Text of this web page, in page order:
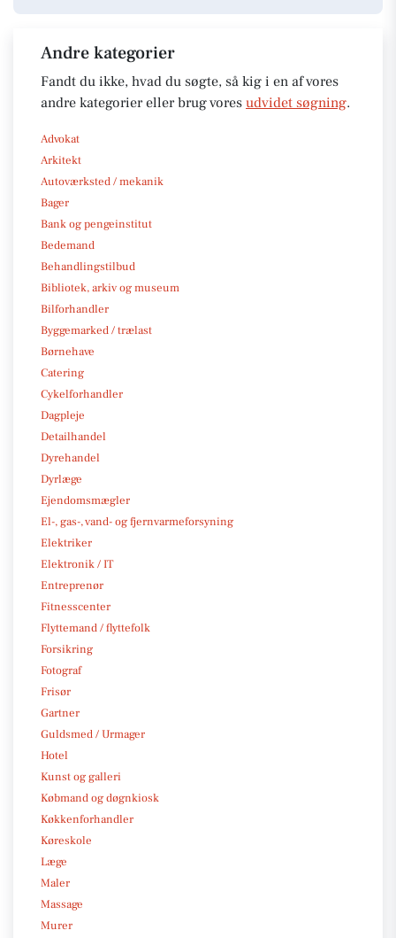
Andre kategorier
Fandt du ikke, hvad du søgte, så kig i en af vores
andre kategorier eller brug vores udvidet søgning.
Advokat
Arkitekt
Autoværksted / mekanik
Bager
Bank og pengeinstitut
Bedemand
Behandlingstilbud
Bibliotek, arkiv og museum
Bilforhandler
Byggemarked / trælast
Børnehave
Catering
Cykelforhandler
Dagpleje
Detailhandel
Dyrehandel
Dyrlæge
Ejendomsmægler
El-, gas-, vand- og fjernvarmeforsyning
Elektriker
Elektronik / IT
Entreprenør
Fitnesscenter
Flyttemand / flyttefolk
Forsikring
Fotograf
Frisør
Gartner
Guldsmed / Urmager
Hotel
Kunst og galleri
Købmand og døgnkiosk
Køkkenforhandler
Køreskole
Læge
Maler
Massage
Murer